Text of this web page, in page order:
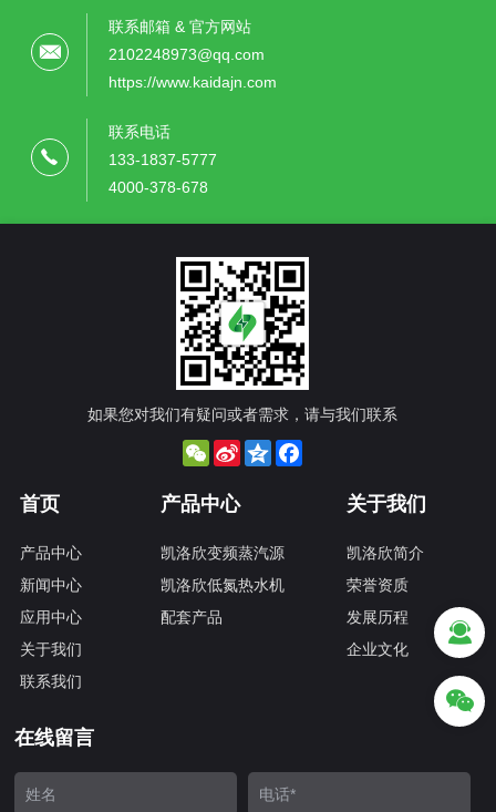
联系邮箱 & 官方网站
2102248973@qq.com
https://www.kaidajn.com
联系电话
133-1837-5777
4000-378-678
如果您对我们有疑问或者需求，请与我们联系
WeChat
Sina
Weibo
Qzone
首页
产品中心
新闻中心
应用中心
关于我们
联系我们
产品中心
凯洛欣变频蒸汽源
凯洛欣低氮热水机
配套产品
关于我们
凯洛欣简介
荣誉资质
发展历程
企业文化
在线留言